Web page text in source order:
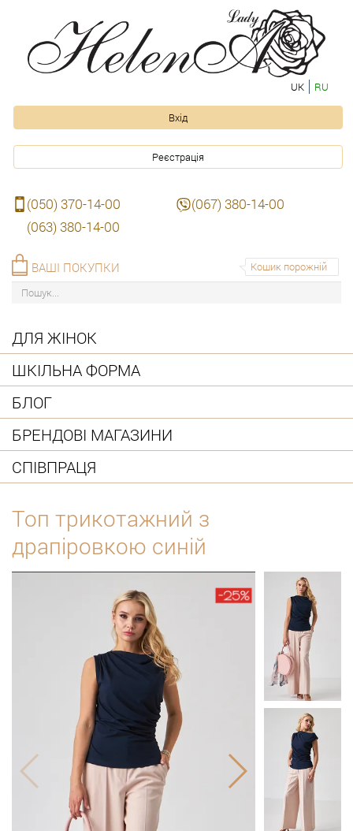
UK RU
Вхід
Реєстрація
(050) 370-14-00
(067) 380-14-00
(063) 380-14-00
Кошик порожній
ВАШІ ПОКУПКИ
ДЛЯ ЖІНОК
ШКІЛЬНА ФОРМА
БЛОГ
БРЕНДОВІ МАГАЗИНИ
СПІВПРАЦЯ
Топ трикотажний з
драпіровкою синій